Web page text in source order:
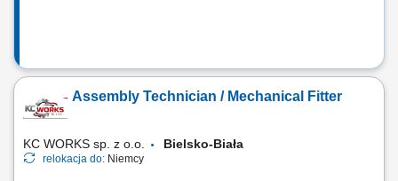
Assembly Technician / Mechanical Fitter
KC WORKS sp. z o.o. Bielsko-Biała
relokacja do: Niemcy